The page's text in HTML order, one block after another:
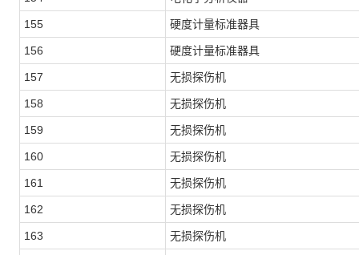
155 硬度计量标准器具
156 硬度计量标准器具
157 无损探伤机
158 无损探伤机
159 无损探伤机
160 无损探伤机
161 无损探伤机
162 无损探伤机
163 无损探伤机